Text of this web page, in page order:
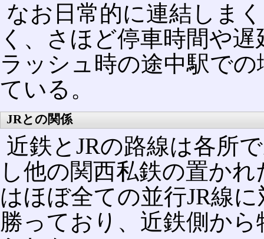
なお日常的に連結しま
く、さほど停車時間や
ラッシュ時の途中駅で
ている。
JRとの関係
近鉄とJRの路線は各所
し他の関西私鉄の置か
はほぼ全ての並行JR線
勝っており、近鉄側か